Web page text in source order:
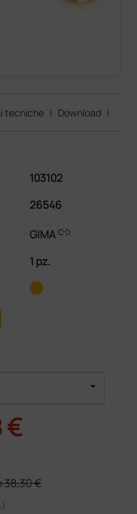
tecniche | Download |
103102
26546
GIMAlink
1 pz.
€
38,30 €